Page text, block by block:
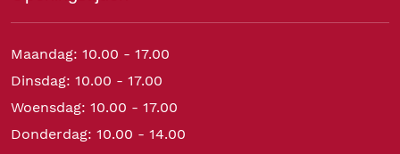
Maandag: 10.00 - 17.00
Dinsdag: 10.00 - 17.00
Woensdag: 10.00 - 17.00
Donderdag: 10.00 - 14.00